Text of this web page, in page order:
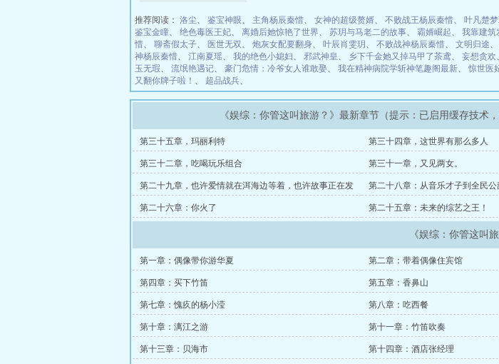
推荐阅读： 洛尘、 鉴宝神眼、 主角杨辰秦惜、 女神的超级赘婿、 不败战王杨辰秦惜、 叶凡楚
鉴宝金瞳、 绝色毒医王妃、 离婚后她惊艳了世界、 苏玥与马老二的故事、 霸婿崛起、 我靠建筑
惜、 聊斋假太子、 医世无双、 炮灰女配要翻身、 叶辰肖雯玥 、 不败战神杨辰秦惜、 文明归途、
神杨辰秦惜、 江南夏瑶、 我的绝色小媳妇、 邪武神皇、 乡下千金她又掉马甲了茶鸢、 妄想贪欢
玉无瑕、 流氓艳遇记、 豪门危情：冷爷女人谁敢娶、 我在精神病院学斩神笔趣阁最新、 惊世医
又翻你牌子啦！ 、 超品战兵、
《娱综：你管这叫旅游？》最新章节（提示：已启用缓存技术
第三十五章，玛丽利特 第三十四章，这世界有那么多人
第三十二章，吃喝玩乐组合 第三十一章，又见两女。
第二十九章，也许爱情就在洱海边等着，也许故事正在发
生着
第二十八章：从音乐才子到全民公
第二十六章：你火了 第二十五章：未来的综艺之王！
《娱综：你管这叫
第一章：偶像带你游华夏 第二章：带着偶像住宾馆
第四章：买下竹笛 第五章：香鼻山
第七章：愧疚的杨小滢 第八章：吃西餐
第十章：漓江之游 第十一章：竹笛吹奏
第十三章：贝海市 第十四章：酒店张经理